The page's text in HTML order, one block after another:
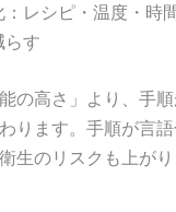
：レシピ・温度・時
らす
の高さ」より、手
ります。手順が言
生のリスクも上がり